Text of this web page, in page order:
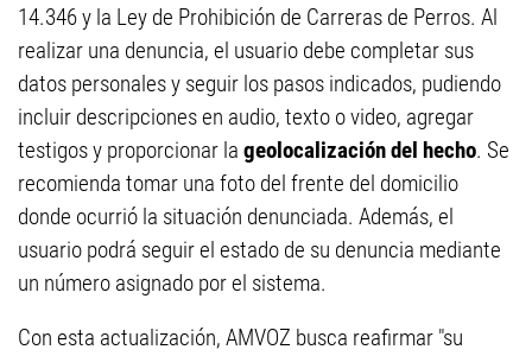
14.346 y la Ley de Prohibición de Carreras de Perros. Al
realizar una denuncia, el usuario debe completar sus
datos personales y seguir los pasos indicados, pudiendo
incluir descripciones en audio, texto o video, agregar
testigos y proporcionar la geolocalización del hecho. Se
recomienda tomar una foto del frente del domicilio
donde ocurrió la situación denunciada. Además, el
usuario podrá seguir el estado de su denuncia mediante
un número asignado por el sistema.
Con esta actualización, AMVOZ busca reafirmar "su